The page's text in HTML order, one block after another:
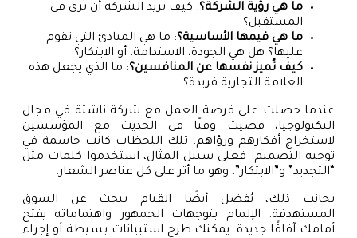
ما هي رؤية الشركة؟: كيف تريد الشركة أن تُرى في
المستقبل؟
ما هي قيمها الأساسية؟: ما هي المبادئ التي تقوم
عليها؟ هل هي الجودة، الاستدامة، أو الابتكار؟
كيف تُميز نفسها عن المنافسين؟: ما الذي يجعل هذه
العلامة التجارية فريدة؟
عندما حصلت على فرصة العمل مع شركة ناشئة في مجال
التكنولوجيا، قضيت وقتًا في الحديث مع المؤسسين
لاستخراج أفكارهم ورؤاهم. تلك اللحظات كانت حاسمة في
توجيه التصميم. فعلى سبيل المثال، استخدموا كلمات مثل
“التجديد” و”الابتكار”، وهو ما أثر على كل عناصر الشعار.
بجانب ذلك، يُفضل أيضًا القيام ببحث عن السوق
المستهدفة. الإلمام بتوجهات الجمهور واهتماماته يفتح
أمامك آفاقًا جديدة. يمكنك طرح استبيانات بسيطة أو إجراء